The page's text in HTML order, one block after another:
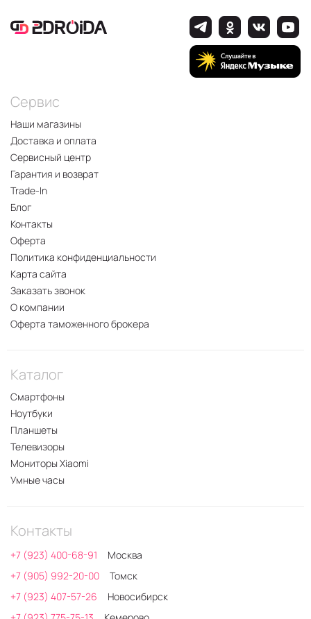
Сервис
Наши магазины
Доставка и оплата
Сервисный центр
Гарантия и возврат
Trade-In
Блог
Контакты
Оферта
Политика конфиденциальности
Карта сайта
Заказать звонок
О компании
Оферта таможенного брокера
Каталог
Смартфоны
Ноутбуки
Планшеты
Телевизоры
Мониторы Xiaomi
Умные часы
Контакты
+7 (923) 400-68-91
Москва
+7 (905) 992-20-00
Томск
+7 (923) 407-57-26
Новосибирск